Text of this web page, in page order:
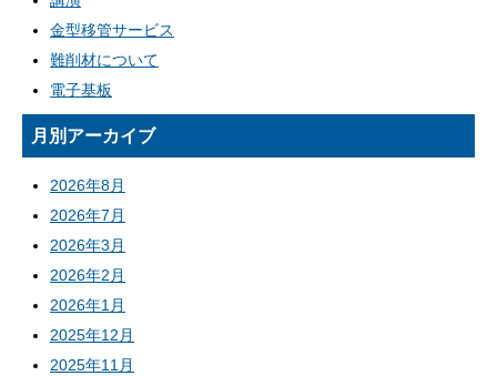
金型移管サービス
難削材について
電子基板
月別アーカイブ
2026年8月
2026年7月
2026年3月
2026年2月
2026年1月
2025年12月
2025年11月